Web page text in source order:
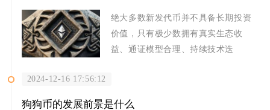
绝大多数新发代币并不具备长期投资
价值，只有极少数拥有真实生态收
益、通证模型合理、持续技术迭
2024-12-16 17:56:12
狗狗币的发展前景是什么